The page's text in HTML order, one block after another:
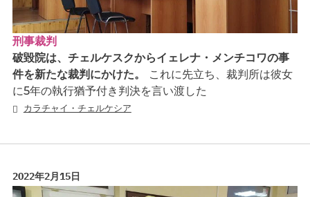
刑事裁判
破毀院は、チェルケスクからイェレナ・メンチコワの事
件を新たな裁判にかけた。
これに先立ち、裁判所は彼女
に5年の執行猶予付き判決を言い渡した
カラチャイ・チェルケシア
2022年2月15日